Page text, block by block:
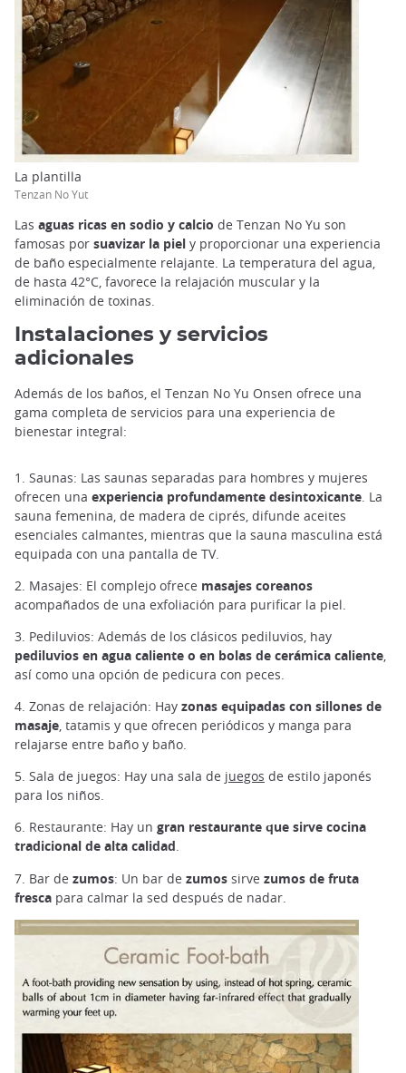
La plantilla
Tenzan No Yut
Las aguas ricas en sodio y calcio de Tenzan No Yu son
famosas por suavizar la piel y proporcionar una experiencia
de baño especialmente relajante. La temperatura del agua,
de hasta 42°C, favorece la relajación muscular y la
eliminación de toxinas.
Instalaciones y servicios
adicionales
Además de los baños, el Tenzan No Yu Onsen ofrece una
gama completa de servicios para una experiencia de
bienestar integral:
1. Saunas: Las saunas separadas para hombres y mujeres
ofrecen una experiencia profundamente desintoxicante . La
sauna femenina, de madera de ciprés, difunde aceites
esenciales calmantes, mientras que la sauna masculina está
equipada con una pantalla de TV.
2. Masajes: El complejo ofrece masajes coreanos
acompañados de una exfoliación para purificar la piel.
3. Pediluvios: Además de los clásicos pediluvios, hay
pediluvios en agua caliente o en bolas de cerámica caliente,
así como una opción de pedicura con peces.
4. Zonas de relajación: Hay zonas equipadas con sillones de
masaje, tatamis y que ofrecen periódicos y manga para
relajarse entre baño y baño.
5. Sala de juegos: Hay una sala de juegos de estilo japonés
para los niños.
6. Restaurante: Hay un gran restaurante que sirve cocina
tradicional de alta calidad.
7. Bar de zumos: Un bar de zumos sirve zumos de fruta
fresca para calmar la sed después de nadar.